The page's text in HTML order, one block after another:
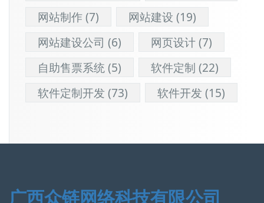
网站制作(7) 网站建设 (19)
网站建设公司 (6) 网页设计(7)
自助售票系统(5) 软件定制 (22)
软件定制开发 (73) 软件开发 (15)
广西众链网络科技有限公司